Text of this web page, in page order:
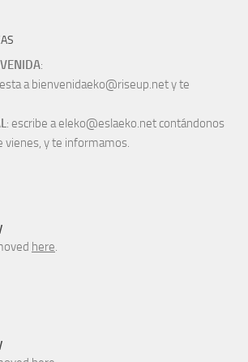
:
a bienvenidaeko@riseup.net y te
: escribe a eleko@eslaeko.net contándonos
vienes, y te informamos.
here